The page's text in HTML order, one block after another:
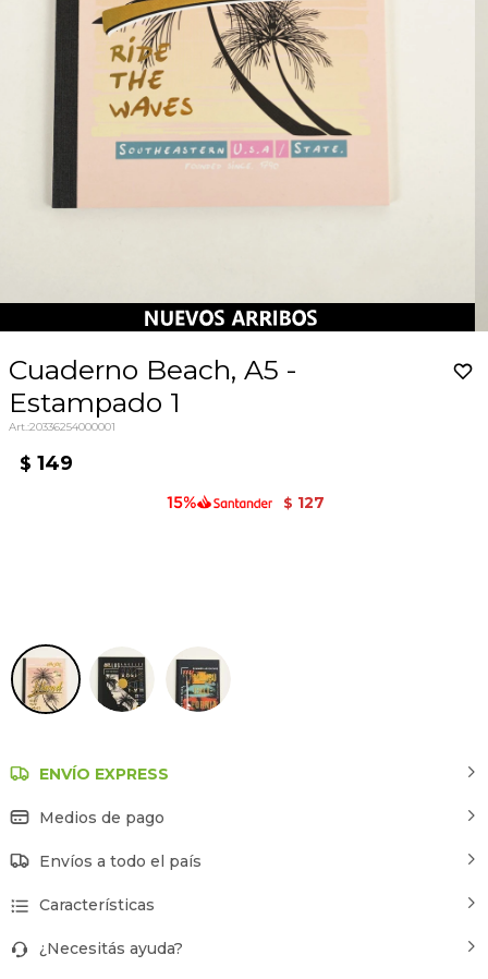
Cuaderno Beach, A5 -
Estampado 1
20336254000001
$ 149
$ 127
ENVÍO EXPRESS
Medios de pago
Envíos a todo el país
Características
¿Necesitás ayuda?